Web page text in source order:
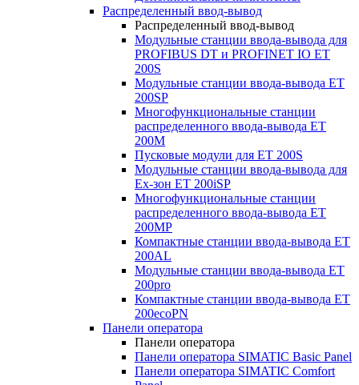
Распределенный ввод-вывод
Распределенный ввод-вывод
Модульные станции ввода-вывода для
PROFIBUS DT и PROFINET IO ET
200S
Модульные станции ввода-вывода ET
200SP
Многофункциональные станции
распределенного ввода-вывода ET
200M
Пусковые модули для ET 200S
Модульные станции ввода-вывода для
Ex-зон ET 200iSP
Многофункциональные станции
распределенного ввода-вывода ET
200MP
Компактные станции ввода-вывода ET
200AL
Модульные станции ввода-вывода ET
200pro
Компактные станции ввода-вывода ET
200ecoPN
Панели оператора
Панели оператора
Панели оператора SIMATIC Basic Panel
Панели оператора SIMATIC Comfort